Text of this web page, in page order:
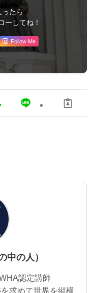
たら
ーしてね！
Follow Me
中の人）
認定講師
求めて世界を縦横